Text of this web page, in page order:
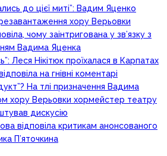
до цієї миті”: Вадим Яценко
хору Верьовки
чому заінтригована у зв’язку з
Вадима Яценка
Леся Нікітюк проїхалася в Карпатах
на гнівні коментарі
На тлі призначення Вадима
хору Верьовки хормейстер театру
дискусію
відповіла критикам анонсованого
П’яточкина